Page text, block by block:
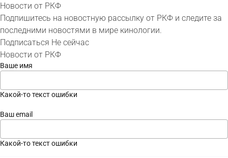
Новости от РКФ
Подпишитесь на новостную рассылку от РКФ и следите за
последними новостями в мире кинологии.
Подписаться Не сейчас
Новости от РКФ
Ваше имя
Какой-то текст ошибки
Ваш email
Какой-то текст ошибки